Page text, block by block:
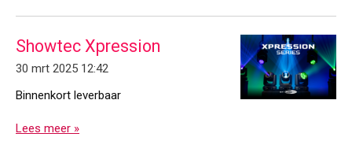
Showtec Xpression
30 mrt 2025 12:42
Binnenkort leverbaar
Lees meer »